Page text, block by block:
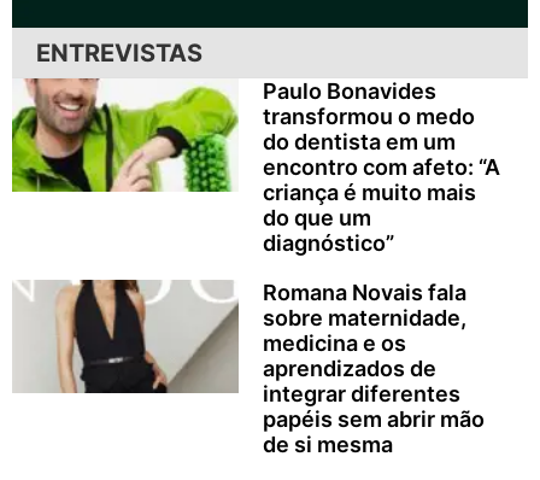
ENTREVISTAS
Paulo Bonavides
transformou o medo
do dentista em um
encontro com afeto: “A
criança é muito mais
do que um
diagnóstico”
Romana Novais fala
sobre maternidade,
medicina e os
aprendizados de
integrar diferentes
papéis sem abrir mão
de si mesma